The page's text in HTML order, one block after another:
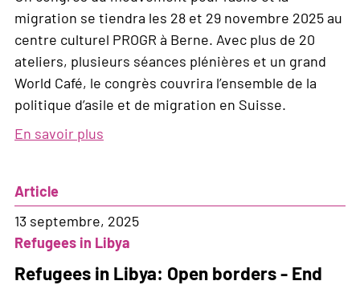
migration se tiendra les 28 et 29 novembre 2025 au
centre culturel PROGR à Berne. Avec plus de 20
ateliers, plusieurs séances plénières et un grand
World Café, le congrès couvrira l’ensemble de la
politique d’asile et de migration en Suisse.
En savoir plus
rights
Article
13 septembre, 2025
Refugees in Libya
Refugees in Libya: Open borders - End